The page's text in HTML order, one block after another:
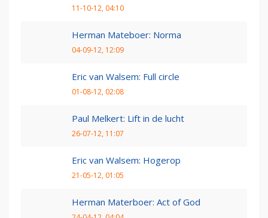
11-10-12, 04:10
Herman Mateboer: Norma
04-09-12, 12:09
Eric van Walsem: Full circle
01-08-12, 02:08
Paul Melkert: Lift in de lucht
26-07-12, 11:07
Eric van Walsem: Hogerop
21-05-12, 01:05
Herman Materboer: Act of God